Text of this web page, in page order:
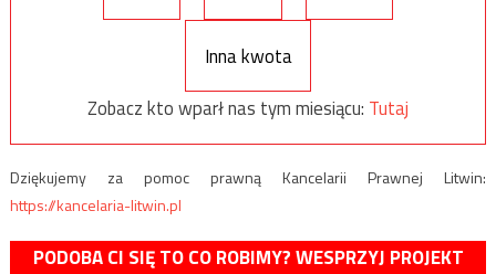
Inna kwota
Zobacz kto wparł nas tym miesiącu: Tutaj
Dziękujemy za pomoc prawną Kancelarii Prawnej Litwin:
https://kancelaria-litwin.pl
PODOBA CI SIĘ TO CO ROBIMY? WESPRZYJ PROJEKT